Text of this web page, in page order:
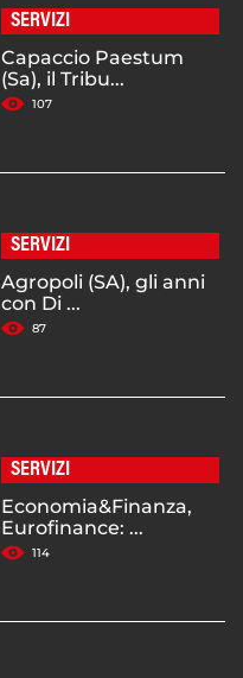
SERVIZI
Capaccio Paestum
(Sa), il Tribu...
107
SERVIZI
Agropoli (SA), gli anni
con Di ...
87
SERVIZI
Economia&Finanza,
Eurofinance: ...
114